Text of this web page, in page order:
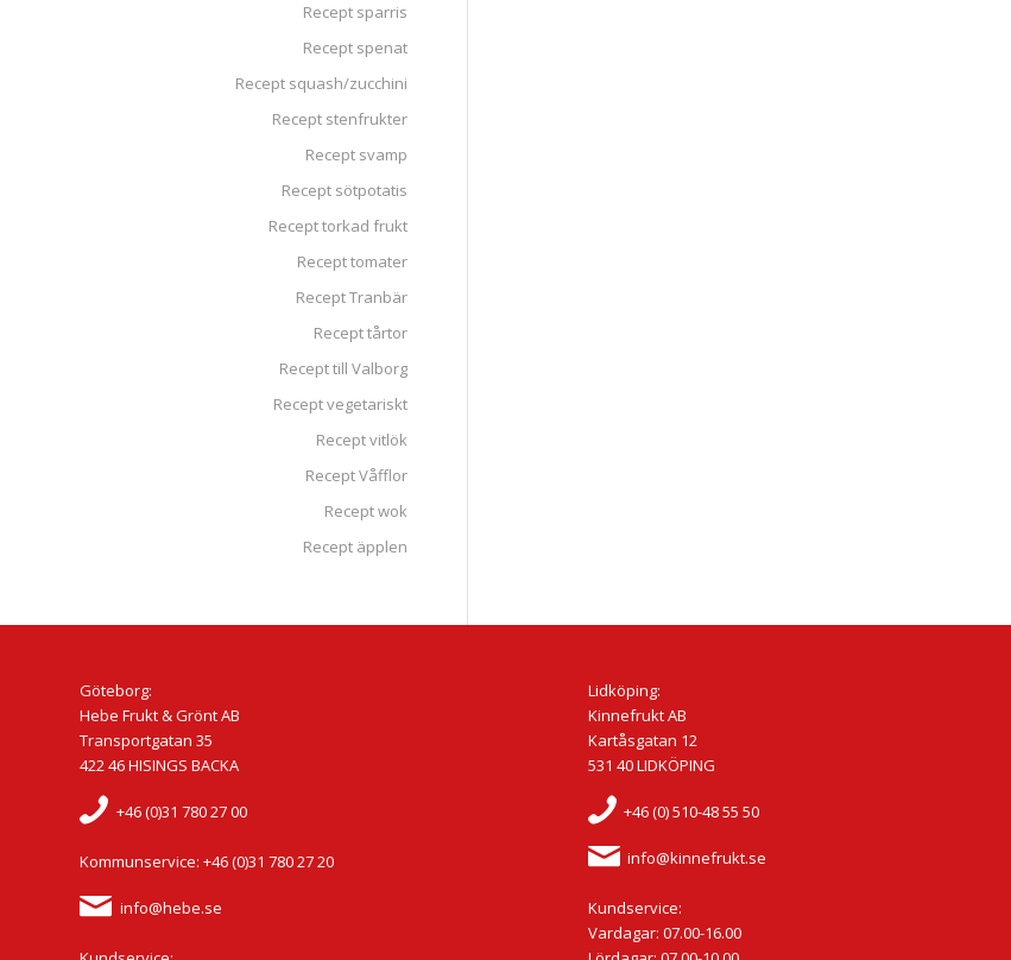
Recept sparris
Recept spenat
Recept squash/zucchini
Recept stenfrukter
Recept svamp
Recept sötpotatis
Recept torkad frukt
Recept tomater
Recept Tranbär
Recept tårtor
Recept till Valborg
Recept vegetariskt
Recept vitlök
Recept Våfflor
Recept wok
Recept äpplen
Göteborg:
Hebe Frukt & Grönt AB
Transportgatan 35
422 46 HISINGS BACKA
+46 (0)31 780 27 00
Kommunservice: +46 (0)31 780 27 20
info@hebe.se
Lidköping:
Kinnefrukt AB
Kartåsgatan 12
531 40 LIDKÖPING
+46 (0) 510-48 55 50
info@kinnefrukt.se
Kundservice:
Vardagar: 07.00-16.00